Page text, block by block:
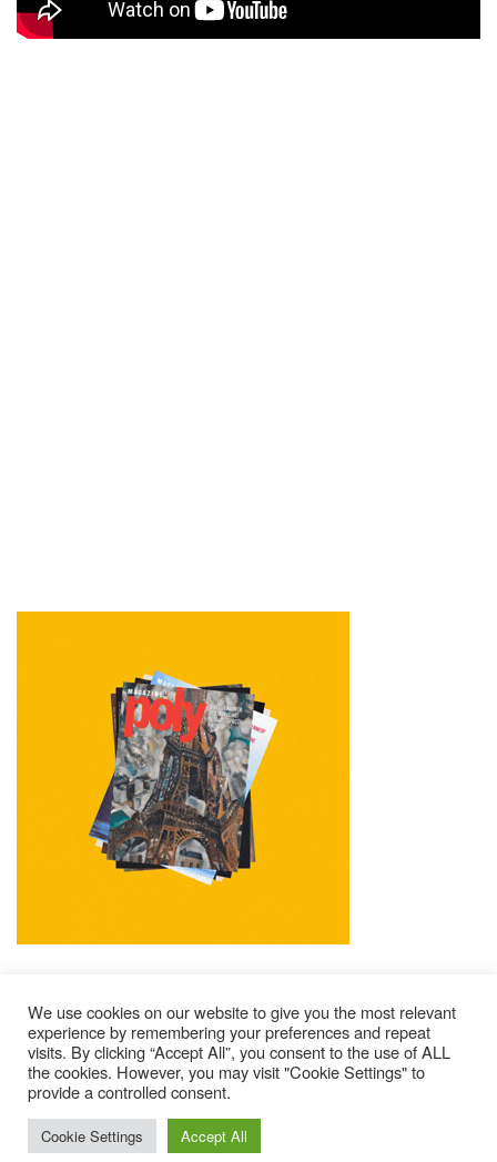
Mentions Légales Contacts
Où Trouver Poly ?
Lire Les Anciens N°
S’abonner À Poly
© 2025 – Magazine Poly – BKN
We use cookies on our website to give you the most relevant
experience by remembering your preferences and repeat
visits. By clicking “Accept All”, you consent to the use of ALL
the cookies. However, you may visit "Cookie Settings" to
provide a controlled consent.
Cookie Settings Accept All